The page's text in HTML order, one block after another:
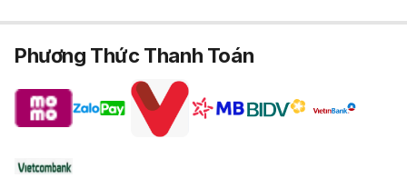
Phương Thức Thanh Toán